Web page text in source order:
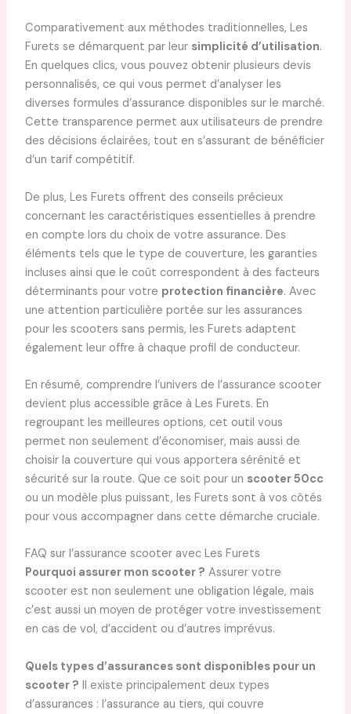
Comparativement aux méthodes traditionnelles, Les
Furets se démarquent par leur simplicité d’utilisation.
En quelques clics, vous pouvez obtenir plusieurs devis
personnalisés, ce qui vous permet d’analyser les
diverses formules d’assurance disponibles sur le marché.
Cette transparence permet aux utilisateurs de prendre
des décisions éclairées, tout en s’assurant de bénéficier
d’un tarif compétitif.
De plus, Les Furets offrent des conseils précieux
concernant les caractéristiques essentielles à prendre
en compte lors du choix de votre assurance. Des
éléments tels que le type de couverture, les garanties
incluses ainsi que le coût correspondent à des facteurs
déterminants pour votre protection financière. Avec
une attention particulière portée sur les assurances
pour les scooters sans permis, les Furets adaptent
également leur offre à chaque profil de conducteur.
En résumé, comprendre l’univers de l’assurance scooter
devient plus accessible grâce à Les Furets. En
regroupant les meilleures options, cet outil vous
permet non seulement d’économiser, mais aussi de
choisir la couverture qui vous apportera sérénité et
sécurité sur la route. Que ce soit pour un scooter 50cc
ou un modèle plus puissant, les Furets sont à vos côtés
pour vous accompagner dans cette démarche cruciale.
FAQ sur l’assurance scooter avec Les Furets
Pourquoi assurer mon scooter ? Assurer votre
scooter est non seulement une obligation légale, mais
c’est aussi un moyen de protéger votre investissement
en cas de vol, d’accident ou d’autres imprévus.
Quels types d’assurances sont disponibles pour un
scooter ? Il existe principalement deux types
d’assurances : l’assurance au tiers, qui couvre